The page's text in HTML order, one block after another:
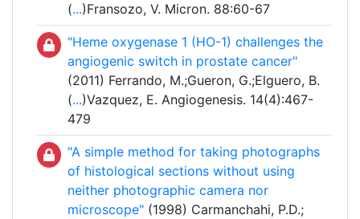
(...)Fransozo, V. Micron. 88:60-67
"Heme oxygenase 1 (HO-1) challenges the
angiogenic switch in prostate cancer"
(2011) Ferrando, M.;Gueron, G.;Elguero, B.
(...)Vazquez, E. Angiogenesis. 14(4):467-
479
"A simple method for taking photographs
of histological sections without using
neither photographic camera nor
microscope" (1998) Carmanchahi, P.D.;